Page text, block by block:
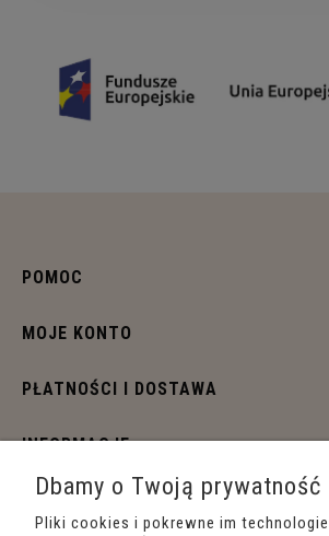
POMOC
MOJE KONTO
PŁATNOŚCI I DOSTAWA
INFORMACJE
O NAS
Dbamy o Twoją prywatność
Pliki cookies i pokrewne im